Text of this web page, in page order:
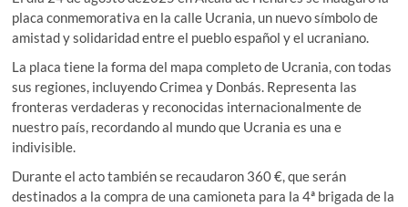
placa conmemorativa en la calle Ucrania, un nuevo símbolo de
amistad y solidaridad entre el pueblo español y el ucraniano.
La placa tiene la forma del mapa completo de Ucrania, con todas
sus regiones, incluyendo Crimea y Donbás. Representa las
fronteras verdaderas y reconocidas internacionalmente de
nuestro país, recordando al mundo que Ucrania es una e
indivisible.
Durante el acto también se recaudaron 360 €, que serán
destinados a la compra de una camioneta para la 4ª brigada de la